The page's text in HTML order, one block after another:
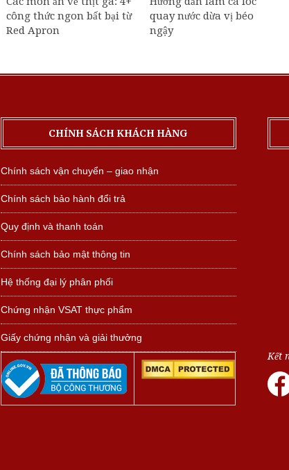
công thức ngon bất bại từ
Red Apron
quay nước dừa vị béo
ngậy
CHÍNH SÁCH KHÁCH HÀNG
Chính sách vận chuyển – giao nhận
Chính sách bảo hành đổi trả
Quy định và thanh toán
Chính sách bảo mật thông tin
Hệ thống đại lý phân phối
Chứng nhận VSAT thực phẩm
Giấy chứng nhận và giải thưởng
Kết